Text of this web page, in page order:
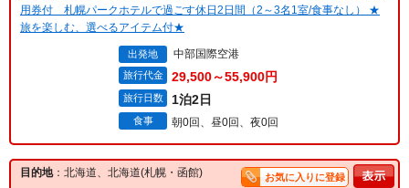
用券付 札幌パークホテルで過ごす休日2日間（2～3名1室/食事なし） ★
旅を楽しむ、選べるアイテム付★
出発地 中部国際空港
旅行代金 29,500～55,900円
旅行日数 1泊2日
食事 朝0回、昼0回、夜0回
目的地：北海道、北海道(札幌・函館) お気に入りに登録